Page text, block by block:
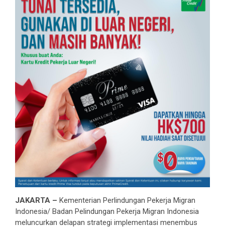
JAKARTA – Kementerian Perlindungan Pekerja Migran
Indonesia/ Badan Pelindungan Pekerja Migran Indonesia
meluncurkan delapan strategi implementasi menembus